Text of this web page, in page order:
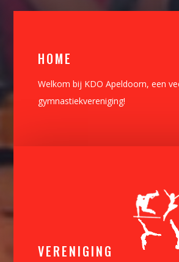
HOME
Welkom bij KDO Apeldoorn, een
gymnastiekvereniging!
VERENIGING